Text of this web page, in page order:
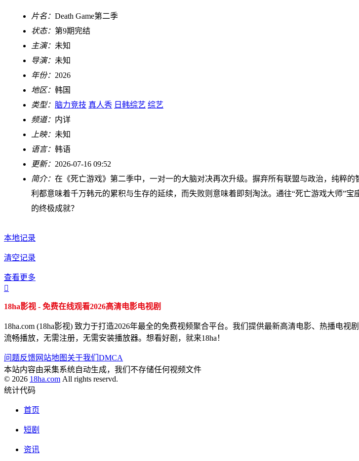
片名： Death Game第二季
状态： 第9期完结
主演： 未知
导演： 未知
年份： 2026
地区： 韩国
类型： 脑力竞技 真人秀 日韩综艺 综艺
频道： 内详
上映： 未知
语言： 韩语
更新： 2026-07-16 09:52
简介： 在《死亡游戏》第二季中，一对一的大脑对决再次升级。摒弃所有联盟与政治，纯粹
利都意味着千万韩元的累积与生存的延续，而失败则意味着即刻淘汰。通往“死亡游戏大师”
的终极成就？
本地记录
清空记录
查看更多

18ha影视 - 免费在线观看2026高清电影电视剧
18ha.com (18ha影视) 致力于打造2026年最全的免费视频聚合平台。我们提供最新高清电影、热播电
流畅播放，无需注册，无需安装播放器。想看好剧，就来18ha！
问题反馈网站地图 关于我们 DMCA
本站内容由采集系统自动生成，我们不存储任何视频文件
© 2026 18ha.com All rights reservd.
统计代码
首页
短剧
资讯